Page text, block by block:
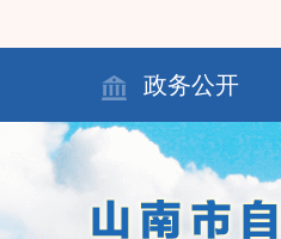
政务公开